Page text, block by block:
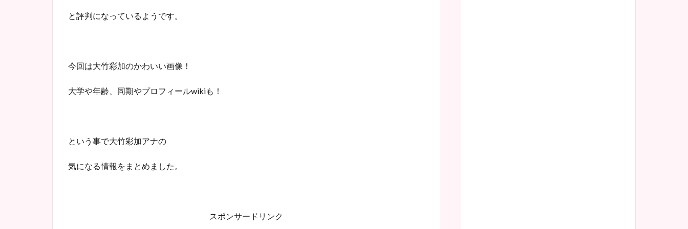
と評判になっているようです。
今回は大竹彩加のかわいい画像！
大学や年齢、同期やプロフィールwikiも！
という事で大竹彩加アナの
気になる情報をまとめました。
スポンサードリンク